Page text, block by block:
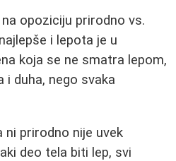
opoziciju prirodno vs.
i lepota je u
koja se ne smatra lepom,
i duha, nego svaka
prirodno nije uvek
deo tela biti lep, svi